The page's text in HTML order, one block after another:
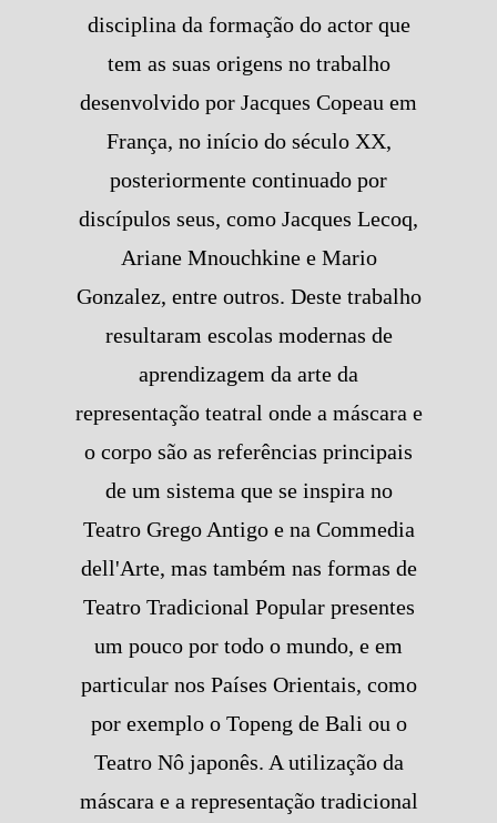
disciplina da formação do actor que
tem as suas origens no trabalho
desenvolvido por Jacques Copeau em
França, no início do século XX,
posteriormente continuado por
discípulos seus, como Jacques Lecoq,
Ariane Mnouchkine e Mario
Gonzalez, entre outros. Deste trabalho
resultaram escolas modernas de
aprendizagem da arte da
representação teatral onde a máscara e
o corpo são as referências principais
de um sistema que se inspira no
Teatro Grego Antigo e na Commedia
dell'Arte, mas também nas formas de
Teatro Tradicional Popular presentes
um pouco por todo o mundo, e em
particular nos Países Orientais, como
por exemplo o Topeng de Bali ou o
Teatro Nô japonês. A utilização da
máscara e a representação tradicional